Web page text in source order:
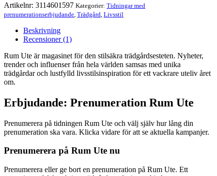
Artikelnr: 3114601597 Kategorier: Tidningar med
prenumerationserbjudande Trädgård Livsstil
Beskrivning
Recensioner (1)
Rum Ute är magasinet för den stilsäkra trädgårdsesteten. Nyheter,
trender och influenser från hela världen samsas med unika
trädgårdar och lustfylld livsstilsinspiration för ett vackrare uteliv året
om.
Erbjudande: Prenumeration Rum Ute
Prenumerera på tidningen Rum Ute och välj själv hur lång din
prenumeration ska vara. Klicka vidare för att se aktuella kampanjer.
Prenumerera på Rum Ute nu
Prenumerera eller ge bort en prenumeration på Rum Ute. Ett